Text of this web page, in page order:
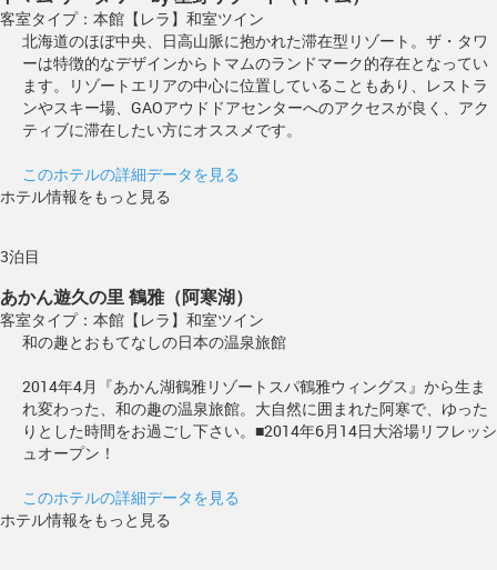
客室タイプ：本館【レラ】和室ツイン
北海道のほぼ中央、日高山脈に抱かれた滞在型リゾート。ザ・タワ
ーは特徴的なデザインからトマムのランドマーク的存在となってい
ます。リゾートエリアの中心に位置していることもあり、レストラ
ンやスキー場、GAOアウドドアセンターへのアクセスが良く、アク
ティブに滞在したい方にオススメです。
このホテルの詳細データを見る
ホテル情報をもっと見る
3泊目
あかん遊久の里 鶴雅（阿寒湖）
客室タイプ：本館【レラ】和室ツイン
和の趣とおもてなしの日本の温泉旅館
2014年4月『あかん湖鶴雅リゾートスパ鶴雅ウィングス』から生ま
れ変わった、和の趣の温泉旅館。大自然に囲まれた阿寒で、ゆった
りとした時間をお過ごし下さい。■2014年6月14日大浴場リフレッシ
ュオープン！
このホテルの詳細データを見る
ホテル情報をもっと見る